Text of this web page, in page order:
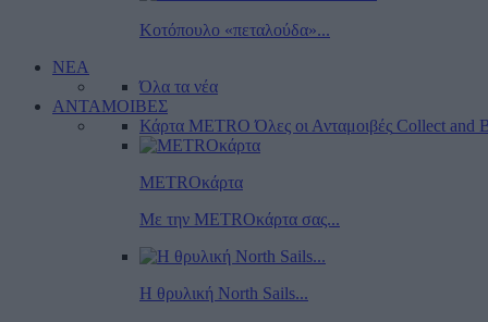
Κοτόπουλο «πεταλούδα»...
ΝΕΑ
Όλα τα νέα
ΑΝΤΑΜΟΙΒΕΣ
Κάρτα METRO Όλες οι Ανταμοιβές Collect and
METROκάρτα
Με την METROκάρτα σας...
Η θρυλική North Sails...